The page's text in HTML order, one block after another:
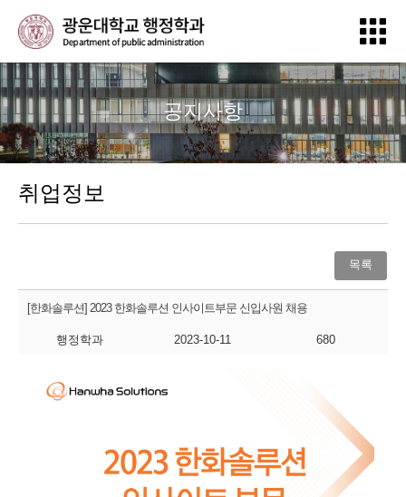
공지사항
취업정보
목록
[한화솔루션] 2023 한화솔루션 인사이트부문 신입사원 채용
행정학과 2023-10-11 680